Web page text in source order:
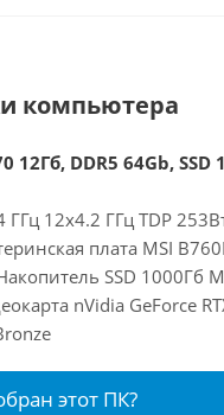
компьютера
DDR5 64Gb, SSD
12x4.2 ГГц TDP
плата MSI
SSD 1000Гб
nVidia GeForce
этот ПК?